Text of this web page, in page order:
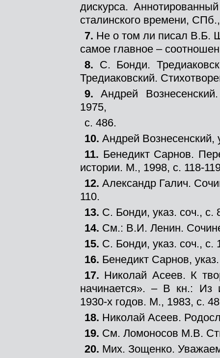
дискурса.
сталинского времени,
7. Не о том ли писал В.Б.
самое главное –
8. С. Бонди.
Тредиаковский.
9.Андрей
1975,
с. 486.
10. Андрей Вознесенский,
11. Бенедикт Сарнов.
истории. М., 1998, с. 118-
12.Александр Галич.
110.
13. С. Бонди, указ. соч., с.
14. См.: В.И. Ленин.
15. С. Бонди, указ. соч., с.
16. Бенедикт Сарнов,
17. Николай Асеев. К
начинается». – В кн.: Из
1930-х годов. М., 1983, с.
18. Николай Асеев.
19. См. Ломоносов М.В.
20. Мих. Зощенко.